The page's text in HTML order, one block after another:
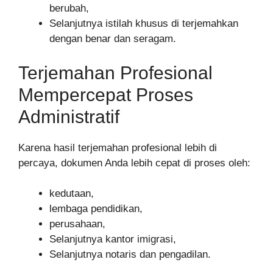
berubah,
Selanjutnya istilah khusus di terjemahkan
dengan benar dan seragam.
Terjemahan Profesional
Mempercepat Proses
Administratif
Karena hasil terjemahan profesional lebih di
percaya, dokumen Anda lebih cepat di proses oleh:
kedutaan,
lembaga pendidikan,
perusahaan,
Selanjutnya kantor imigrasi,
Selanjutnya notaris dan pengadilan.